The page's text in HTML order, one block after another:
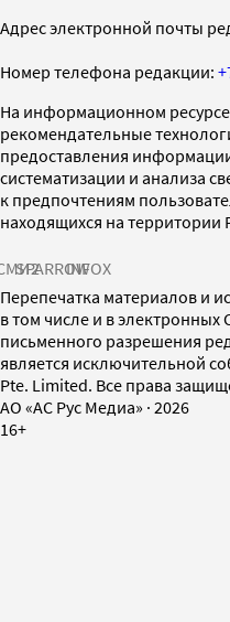
Адрес электронной почты
Номер телефона редакции:
На информационном
рекомендательные
предоставления
систематизации и анализа
к предпочтениям
находящихся на
SPARROWINFOX
Перепечатка материалов и
в том числе и в
письменного разрешения
является исключительной
Pte. Limited. Все права
AO «АС Рус Медиа» · 2026
16+